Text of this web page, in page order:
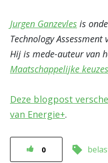
Jurgen Ganzevles is
Technology
Hij is mede-auteur van
Maatschappelijke
Deze blogpost
van Energie+.
0